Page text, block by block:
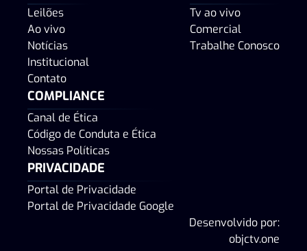
Leilões
Ao vivo
Notícias
Institucional
Contato
Tv ao vivo
Comercial
Trabalhe Conosco
COMPLIANCE
Canal de Ética
Código de Conduta e Ética
Nossas Políticas
PRIVACIDADE
Portal de Privacidade
Portal de Privacidade Google
Desenvolvido por:
objctv.one